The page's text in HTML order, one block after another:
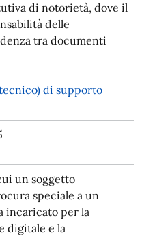
di notorietà, dove il
delle
tra documenti
di supporto
un soggetto
speciale a un
incaricato per la
digitale e la